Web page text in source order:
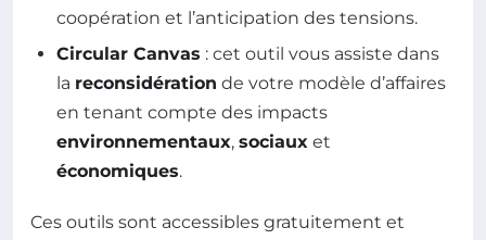
coopération et l’anticipation des tensions.
Circular Canvas : cet outil vous assiste dans
la reconsidération de votre modèle d’affaires
en tenant compte des impacts
environnementaux, sociaux et
économiques.
Ces outils sont accessibles gratuitement et